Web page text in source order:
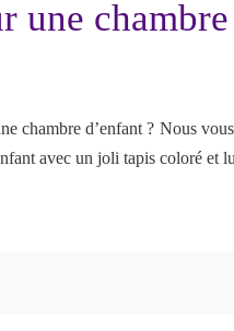
une
chambre d’enfant ? Nous
avec un joli tapis coloré et